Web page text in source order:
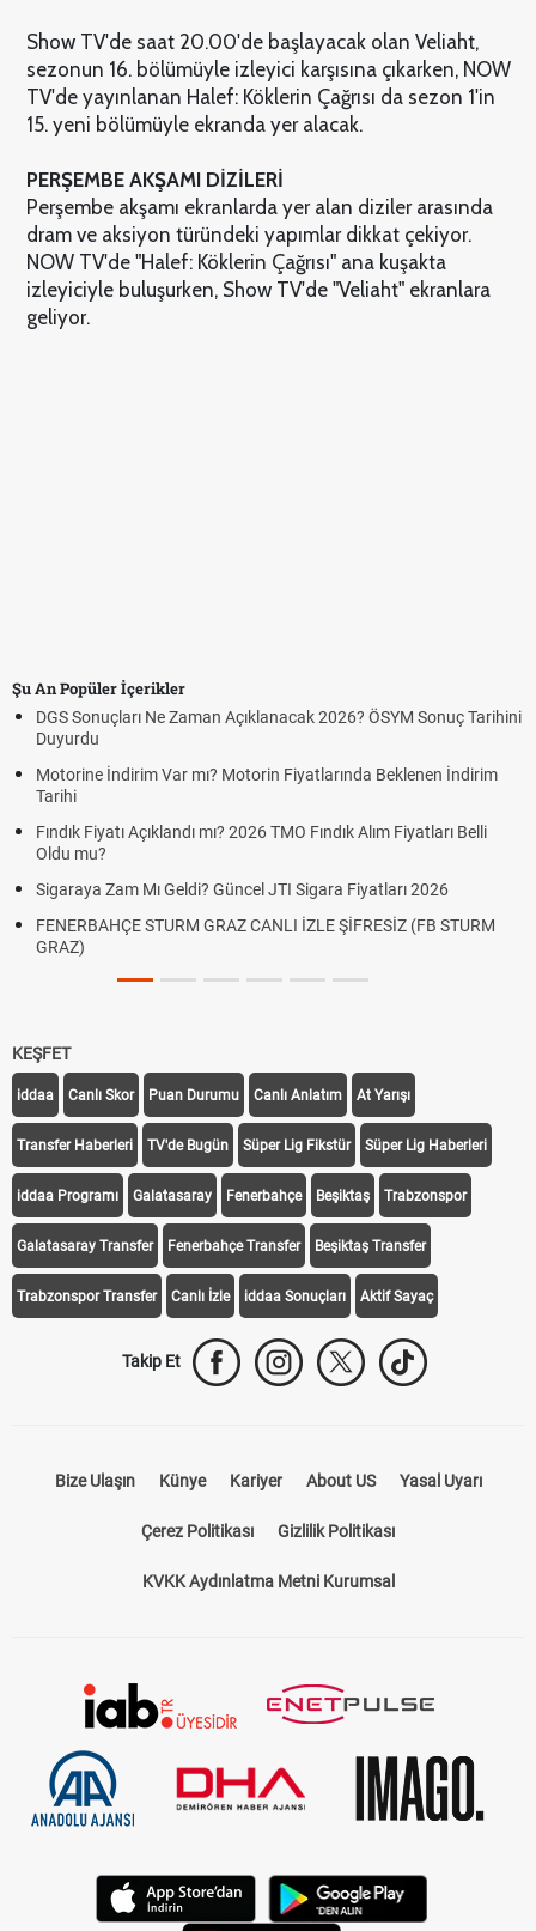
Show TV'de saat 20.00'de başlayacak olan Veliaht,
sezonun 16. bölümüyle izleyici karşısına çıkarken, NOW
TV'de yayınlanan Halef: Köklerin Çağrısı da sezon 1'in
15. yeni bölümüyle ekranda yer alacak.
PERŞEMBE AKŞAMI DİZİLERİ
Perşembe akşamı ekranlarda yer alan diziler arasında
dram ve aksiyon türündeki yapımlar dikkat çekiyor.
NOW TV'de "Halef: Köklerin Çağrısı" ana kuşakta
izleyiciyle buluşurken, Show TV'de "Veliaht" ekranlara
geliyor.
Şu An Popüler İçerikler
DGS Sonuçları Ne Zaman Açıklanacak 2026? ÖSYM Sonuç Tarihini
Duyurdu
Motorine İndirim Var mı? Motorin Fiyatlarında Beklenen İndirim
Tarihi
Fındık Fiyatı Açıklandı mı? 2026 TMO Fındık Alım Fiyatları Belli
Oldu mu?
Sigaraya Zam Mı Geldi? Güncel JTI Sigara Fiyatları 2026
FENERBAHÇE STURM GRAZ CANLI İZLE ŞİFRESİZ (FB STURM
GRAZ)
KEŞFET
iddaa Canlı Skor Puan Durumu Canlı Anlatım At Yarışı
Transfer Haberleri TV'de Bugün Süper Lig Fikstür Süper Lig Haberleri
iddaa Programı Galatasaray Fenerbahçe Beşiktaş Trabzonspor
Galatasaray Transfer Fenerbahçe Transfer Beşiktaş Transfer
Trabzonspor Transfer Canlı İzle iddaa Sonuçları Aktif Sayaç
Takip Et
Bize Ulaşın Künye Kariyer About US Yasal Uyarı
Çerez Politikası Gizlilik Politikası
KVKK Aydınlatma Metni Kurumsal